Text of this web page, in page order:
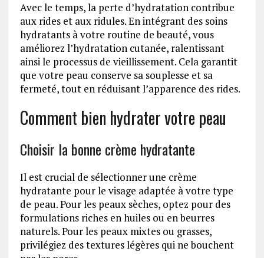
Avec le temps, la perte d’hydratation contribue
aux rides et aux ridules. En intégrant des soins
hydratants à votre routine de beauté, vous
améliorez l’hydratation cutanée, ralentissant
ainsi le processus de vieillissement. Cela garantit
que votre peau conserve sa souplesse et sa
fermeté, tout en réduisant l’apparence des rides.
Comment bien hydrater votre peau
Choisir la bonne crème hydratante
Il est crucial de sélectionner une crème
hydratante pour le visage adaptée à votre type
de peau. Pour les peaux sèches, optez pour des
formulations riches en huiles ou en beurres
naturels. Pour les peaux mixtes ou grasses,
privilégiez des textures légères qui ne bouchent